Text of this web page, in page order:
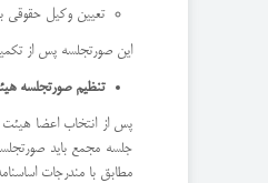
تعیین وکیل حقوقی
این صورتجلسه پس از
تنظیم صورتجلسه
پس از انتخاب اعضا هیئت
جلسه مجمع باید
مطابق با مندرجات